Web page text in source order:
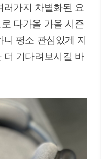
가지 차별화된 요
다가올 가을 시즌
평소 관심있게 지
더 기다려보시길 바